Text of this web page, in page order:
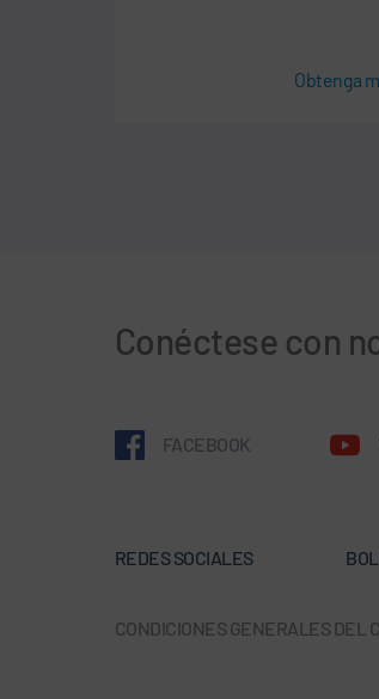
Obtenga
Conéctese con
FACEBOOK
REDES SOCIALES
CONDICIONES GENERALES DEL